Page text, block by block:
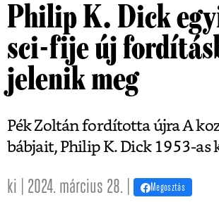
Philip K. Dick
sci-fije új
jelenik meg
Pék Zoltán fordította újra A
bábjait, Philip K. Dick 1953-as
ki | 2024. március 28. | Megosztás